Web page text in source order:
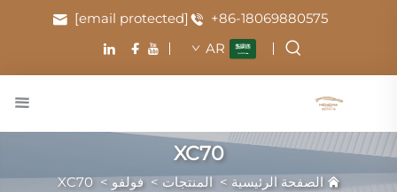
+86-18069880575
[email protected]
AR
XC70
الصفحة الرئيسية > المنتجات >فولفو>
XC70